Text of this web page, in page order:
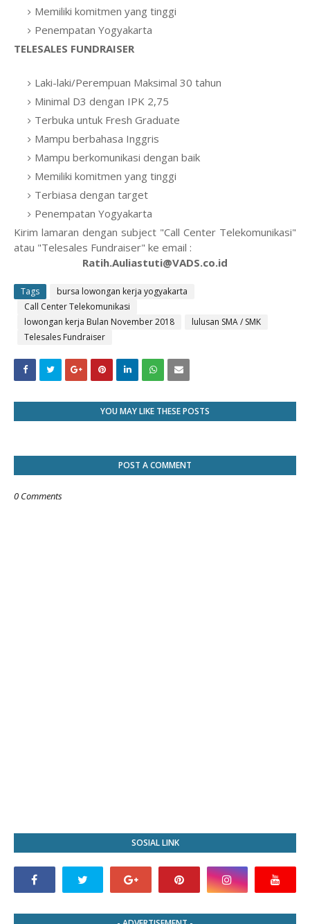
Memiliki komitmen yang tinggi
Penempatan Yogyakarta
TELESALES FUNDRAISER
Laki-laki/Perempuan Maksimal 30 tahun
Minimal D3 dengan IPK 2,75
Terbuka untuk Fresh Graduate
Mampu berbahasa Inggris
Mampu berkomunikasi dengan baik
Memiliki komitmen yang tinggi
Terbiasa dengan target
Penempatan Yogyakarta
Kirim lamaran dengan subject "Call Center Telekomunikasi"
atau "Telesales Fundraiser" ke email :
Ratih.Auliastuti@VADS.co.id
Tags
bursa lowongan kerja yogyakarta
Call Center Telekomunikasi
lowongan kerja Bulan November 2018
lulusan SMA / SMK
Telesales Fundraiser
YOU MAY LIKE THESE POSTS
POST A COMMENT
0 Comments
SOSIAL LINK